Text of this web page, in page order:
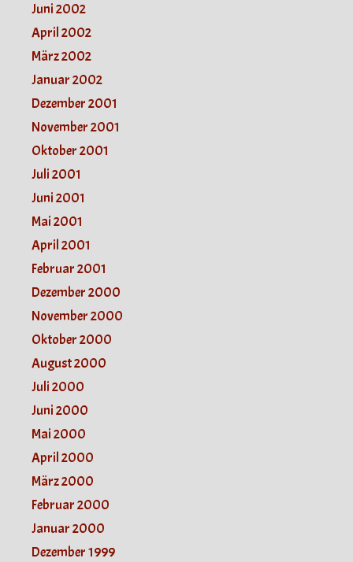
Juni 2002
April 2002
März 2002
Januar 2002
Dezember 2001
November 2001
Oktober 2001
Juli 2001
Juni 2001
Mai 2001
April 2001
Februar 2001
Dezember 2000
November 2000
Oktober 2000
August 2000
Juli 2000
Juni 2000
Mai 2000
April 2000
März 2000
Februar 2000
Januar 2000
Dezember 1999